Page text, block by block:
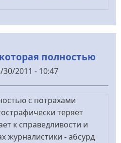
полностью
30/2011 - 10:47
с потрахами
теряет
к справедливости и
журналистики - абсурд